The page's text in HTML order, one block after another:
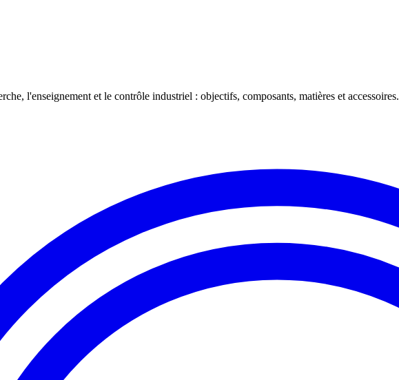
l'enseignement et le contrôle industriel : objectifs, composants, matières et accessoires.